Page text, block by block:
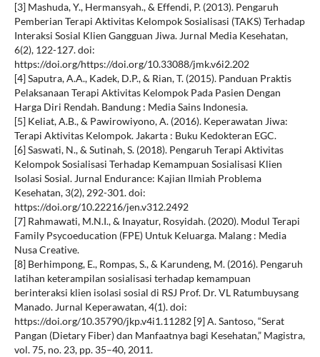
[3] Mashuda, Y., Hermansyah., & Effendi, P. (2013). Pengaruh
Pemberian Terapi Aktivitas Kelompok Sosialisasi (TAKS) Terhadap
Interaksi Sosial Klien Gangguan Jiwa. Jurnal Media Kesehatan,
6(2), 122-127. doi:
https://doi.org/https://doi.org/10.33088/jmk.v6i2.202
[4] Saputra, A.A., Kadek, D.P., & Rian, T. (2015). Panduan Praktis
Pelaksanaan Terapi Aktivitas Kelompok Pada Pasien Dengan
Harga Diri Rendah. Bandung : Media Sains Indonesia.
[5] Keliat, A.B., & Pawirowiyono, A. (2016). Keperawatan Jiwa:
Terapi Aktivitas Kelompok. Jakarta : Buku Kedokteran EGC.
[6] Saswati, N., & Sutinah, S. (2018). Pengaruh Terapi Aktivitas
Kelompok Sosialisasi Terhadap Kemampuan Sosialisasi Klien
Isolasi Sosial. Jurnal Endurance: Kajian Ilmiah Problema
Kesehatan, 3(2), 292-301. doi:
https://doi.org/10.22216/jen.v312.2492
[7] Rahmawati, M.N.I., & Inayatur, Rosyidah. (2020). Modul Terapi
Family Psycoeducation (FPE) Untuk Keluarga. Malang : Media
Nusa Creative.
[8] Berhimpong, E., Rompas, S., & Karundeng, M. (2016). Pengaruh
latihan keterampilan sosialisasi terhadap kemampuan
berinteraksi klien isolasi sosial di RSJ Prof. Dr. VL Ratumbuysang
Manado. Jurnal Keperawatan, 4(1). doi:
https://doi.org/10.35790/jkp.v4i1.11282 [9] A. Santoso, “Serat
Pangan (Dietary Fiber) dan Manfaatnya bagi Kesehatan,” Magistra,
vol. 75, no. 23, pp. 35–40, 2011.